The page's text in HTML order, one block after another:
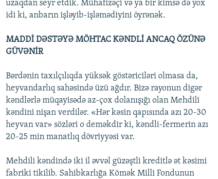
uzaqdan seyr etdik. Mühafizəçi və ya bir kimsə də yox
idi ki, anbarın işləyib-işləmədiyini öyrənək.
MADDİ DƏSTƏYƏ MÖHTAC KƏNDLİ ANCAQ ÖZÜNƏ
GÜVƏNİR
Bərdənin taxılçılıqda yüksək göstəriciləri olmasa da,
heyvandarlıq sahəsində üzü ağdır. Bizə rayonun digər
kəndlərlə müqayisədə az-çox dolanışığı olan Mehdili
kəndini nişan verdilər. «Hər kəsin qapısında azı 20-30
heyvan var» sözləri o deməkdir ki, kəndli-fermerin azı
20-25 min manatlıq dövriyyəsi var.
Mehdili kəndində iki il əvvəl güzəştli kreditlə ət kəsimi
fabriki tikilib. Sahibkarlığa Kömək Milli Fondunun